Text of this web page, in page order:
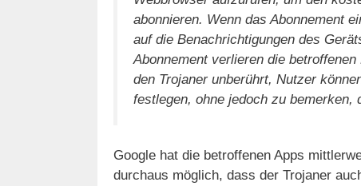
abonnieren. Wenn das Abonnement
auf die Benachrichtigungen des
Abonnement verlieren die
den Trojaner unberührt, Nutzer
festlegen, ohne jedoch zu bemerken,
Google hat die betroffenen Apps
durchaus möglich, dass der Trojaner